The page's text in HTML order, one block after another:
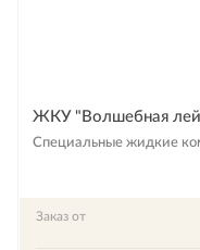
ЖКУ "Волшебная
Специальные жидкие
Заказ от